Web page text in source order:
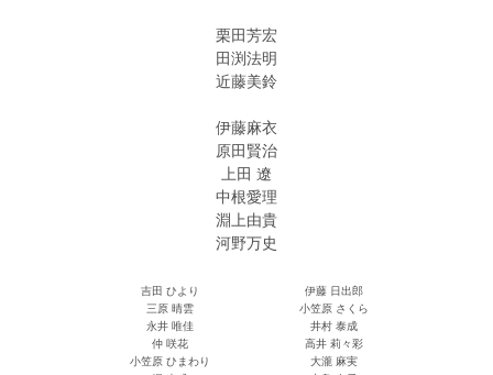
栗田芳宏
田渕法明
近藤美鈴
伊藤麻衣
原田賢治
上田 遼
中根愛理
淵上由貴
河野万史
吉田 ひより
伊藤 日出郎
三原 晴雲
小笠原 さくら
永井 唯佳
井村 泰成
仲 咲花
高井 莉々彩
小笠原 ひまわり
大瀧 麻実